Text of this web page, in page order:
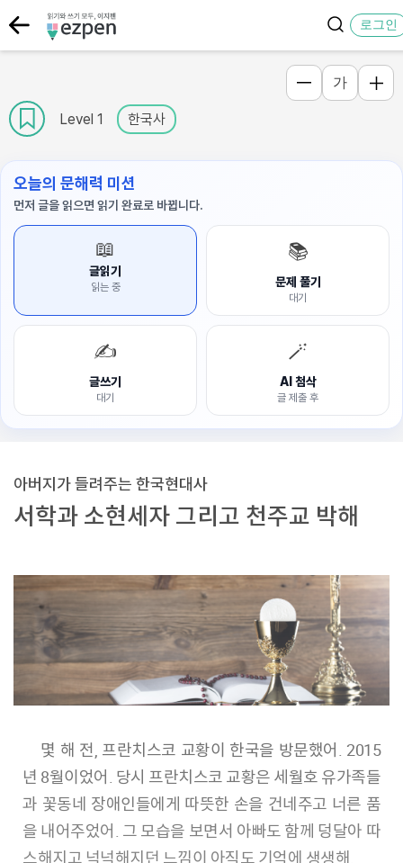
로그인
Level 1 한국사
가
오늘의 문해력 미션
먼저 글을 읽으면 읽기 완료로 바뀝니다.
📖
글읽기
읽는 중
📚
문제 풀기
대기
✍️
글쓰기
대기
🪄
AI 첨삭
글 제출 후
아버지가 들려주는 한국현대사
서학과 소현세자 그리고 천주교 박해
몇 해 전, 프란치스코 교황이 한국을 방문했어. 2015
년 8월이었어. 당시 프란치스코 교황은 세월호 유가족들
과 꽃동네 장애인들에게 따뜻한 손을 건네주고 너른 품
을 내어주었어. 그 모습을 보면서 아빠도 함께 덩달아 따
스해지고 넉넉해지던 느낌이 아직도 기억에 생생해.